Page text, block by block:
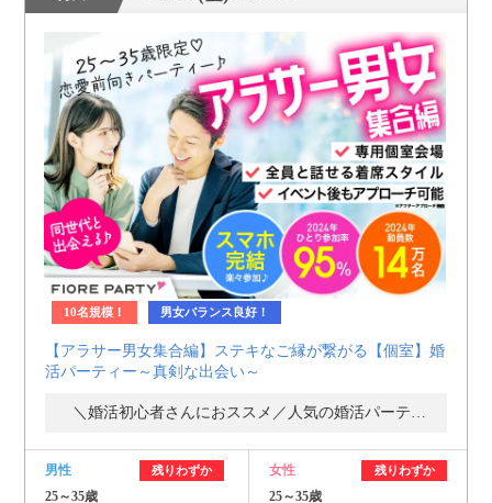
10名規模！ 男女バランス良好！
【アラサー男女集合編】ステキなご縁が繋がる【個室】婚
活パーティー～真剣な出会い～
＼婚活初心者さんにおススメ／人気の婚活パーティー・街コン
男性 残りわずか
25～35歳
女性 残りわずか
25～35歳